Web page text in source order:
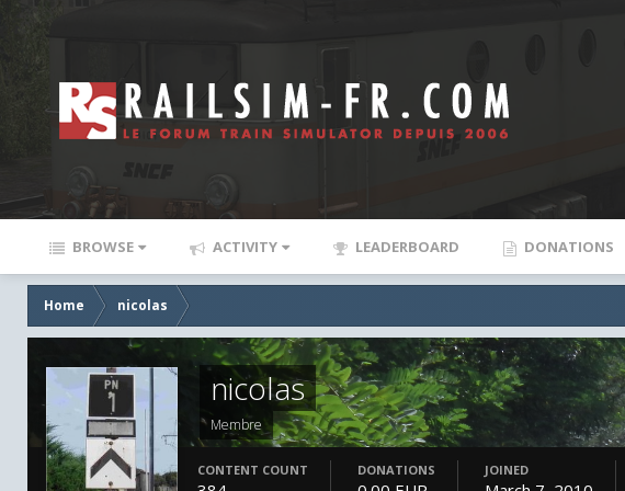
BROWSE ACTIVITY LEADERBOARD DONATIONS
Home nicolas
nicolas
Membre
CONTENT COUNT DONATIONS JOINED